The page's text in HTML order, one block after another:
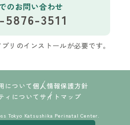
のお問い合わせ
5876-3511
リのインストールが必要です。
について個人情報保護方針
ィについて サイトマップ
Tokyo Katsushika Perinatal Center.